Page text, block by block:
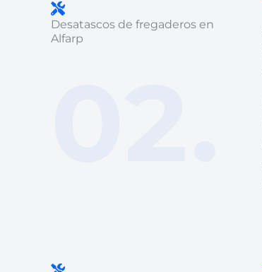
Desatascos de fregaderos en
Alfarp